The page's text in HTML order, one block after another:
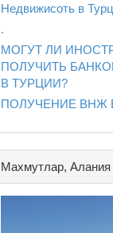
Недвижисоть в
.
МОГУТ ЛИ
ПОЛУЧИТЬ
В ТУРЦИИ?
ПОЛУЧЕНИЕ ВНЖ
Махмутлар, Алания